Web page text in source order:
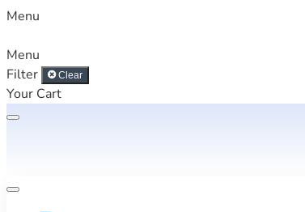
Menu
Menu
Filter
Clear
Your Cart